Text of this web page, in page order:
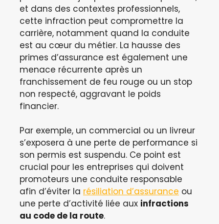
et dans des contextes professionnels,
cette infraction peut compromettre la
carrière, notamment quand la conduite
est au cœur du métier. La hausse des
primes d’assurance est également une
menace récurrente après un
franchissement de feu rouge ou un stop
non respecté, aggravant le poids
financier.
Par exemple, un commercial ou un livreur
s’exposera à une perte de performance si
son permis est suspendu. Ce point est
crucial pour les entreprises qui doivent
promoteurs une conduite responsable
afin d’éviter la résiliation d’assurance ou
une perte d’activité liée aux infractions
au code de la route.